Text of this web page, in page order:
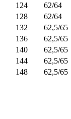
124
62/64
128
62/64
132
62,5/65
136
62,5/65
140
62,5/65
144
62,5/65
148 62,5/65